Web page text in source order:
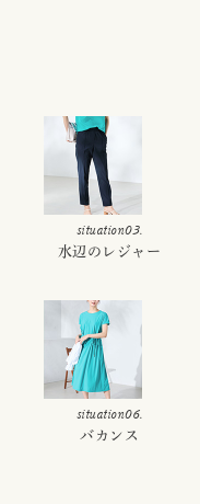
situation03.
水辺のレジャー
situation06.
バカンス